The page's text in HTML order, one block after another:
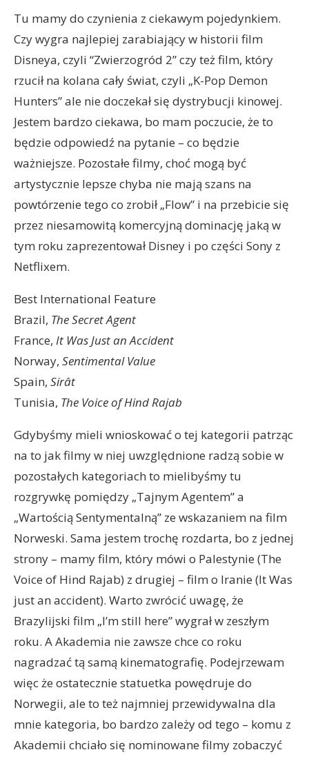
Tu mamy do czynienia z ciekawym pojedynkiem.
Czy wygra najlepiej zarabiający w historii film
Disneya, czyli “Zwierzogród 2” czy też film, który
rzucił na kolana cały świat, czyli „K-Pop Demon
Hunters” ale nie doczekał się dystrybucji kinowej.
Jestem bardzo ciekawa, bo mam poczucie, że to
będzie odpowiedź na pytanie – co będzie
ważniejsze. Pozostałe filmy, choć mogą być
artystycznie lepsze chyba nie mają szans na
powtórzenie tego co zrobił „Flow” i na przebicie się
przez niesamowitą komercyjną dominację jaką w
tym roku zaprezentował Disney i po części Sony z
Netflixem.
Best International Feature
Brazil, The Secret Agent
France, It Was Just an Accident
Norway, Sentimental Value
Spain, Sirât
Tunisia, The Voice of Hind Rajab
Gdybyśmy mieli wnioskować o tej kategorii patrząc
na to jak filmy w niej uwzględnione radzą sobie w
pozostałych kategoriach to mielibyśmy tu
rozgrywkę pomiędzy „Tajnym Agentem” a
„Wartością Sentymentalną” ze wskazaniem na film
Norweski. Sama jestem trochę rozdarta, bo z jednej
strony – mamy film, który mówi o Palestynie (The
Voice of Hind Rajab) z drugiej – film o Iranie (It Was
just an accident). Warto zwrócić uwagę, że
Brazylijski film „I’m still here” wygrał w zeszłym
roku. A Akademia nie zawsze chce co roku
nagradzać tą samą kinematografię. Podejrzewam
więc że ostatecznie statuetka powędruje do
Norwegii, ale to też najmniej przewidywalna dla
mnie kategoria, bo bardzo zależy od tego – komu z
Akademii chciało się nominowane filmy zobaczyć